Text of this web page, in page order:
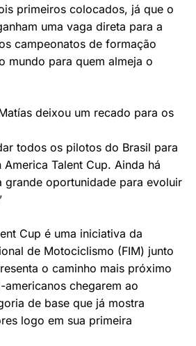
primeiros colocados, já que o
uma vaga direta para a
campeonatos de formação
mundo para quem almeja o
deixou um recado para os
todos os pilotos do Brasil para
Talent Cup. Ainda há
grande oportunidade para evoluir
Cup é uma iniciativa da
de Motociclismo (FIM) junto
o caminho mais próximo
americanos chegarem ao
de base que já mostra
logo em sua primeira